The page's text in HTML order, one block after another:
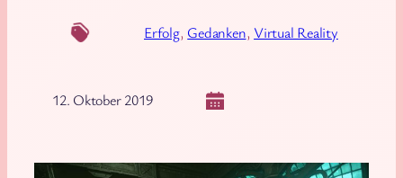
12. Oktober 2019
Erfolg, Gedanken, Virtual Reality